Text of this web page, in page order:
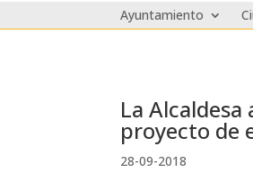
Ayuntamiento
La
proyecto de
28-09-2018